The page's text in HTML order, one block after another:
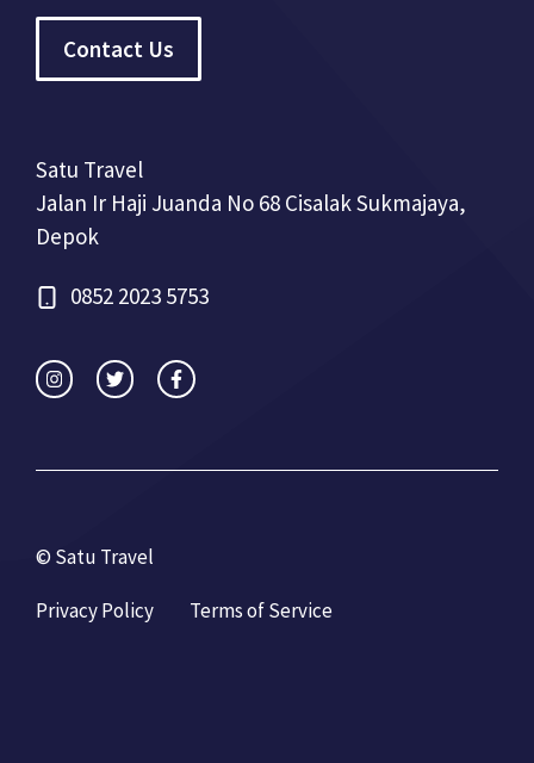
Contact Us
Satu Travel
Jalan Ir Haji Juanda No 68 Cisalak Sukmajaya,
Depok
0852 2023 5753
© Satu Travel
Privacy Policy Terms of Service